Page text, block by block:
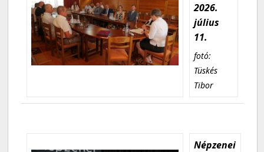
2026.
július
11.
fotó:
Tüskés
Tibor
Népzenei